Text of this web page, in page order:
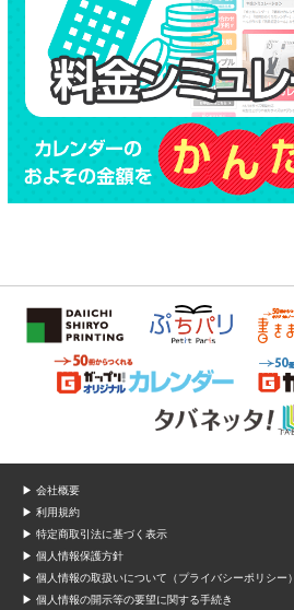
▶ 会社概要
▶ 利用規約
▶ 特定商取引法に基づく表示
▶ 個人情報保護方針
▶ 個人情報の取扱いについて（プライバシーポリシー）
▶ 個人情報の開示等の要望に関する手続き